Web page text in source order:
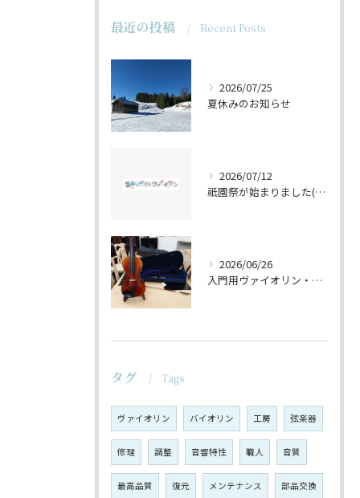
最近の投稿 Recent Posts
2026/07/25
夏休みのお知らせ
2026/07/12
祇園祭が始まりました(^^♪
2026/06/26
入門用ヴァイオリン・セットの仕上げ♪
タグ Tags
ヴァイオリン バイオリン 工房 弦楽器
修理 調整 音響特性 職人 音質
最高品質 復元 メンテナンス 部品交換